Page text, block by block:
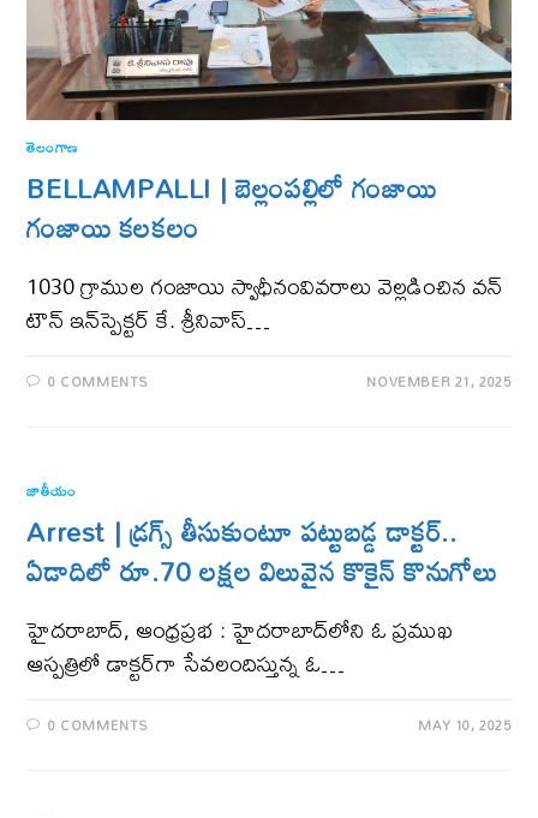
తెలంగాణ‌
BELLAMPALLI | బెల్లంపల్లిలో గంజాయి
గంజాయి కలకలం
1030 గ్రాముల గంజాయి స్వాధీనంవివరాలు వెల్లడించిన వన్
టౌన్ ఇన్‌స్పెక్టర్ కే. శ్రీనివాస్…
0 COMMENTS NOVEMBER 21, 2025
జాతీయం
Arrest | డ్రగ్స్ తీసుకుంటూ పట్టుబడ్డ డాక్టర్​..
ఏడాదిలో రూ.70 లక్షల విలువైన కొకైన్ కొనుగోలు
హైదరాబాద్​, ఆంధ్రప్రభ : హైదరాబాద్‌లోని ఓ ప్రముఖ
ఆస్ప‌త్రిలో డాక్ట‌ర్‌గా సేవలందిస్తున్న ఓ…
0 COMMENTS MAY 10, 2025